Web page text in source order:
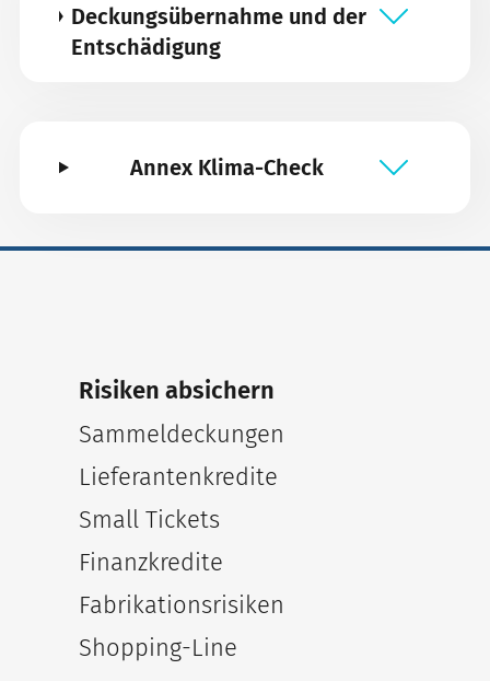
Deckungsübernahme und der
Entschädigung
Annex Klima-Check
Risiken absichern
Sammeldeckungen
Lieferantenkredite
Small Tickets
Finanzkredite
Fabrikationsrisiken
Shopping-Line